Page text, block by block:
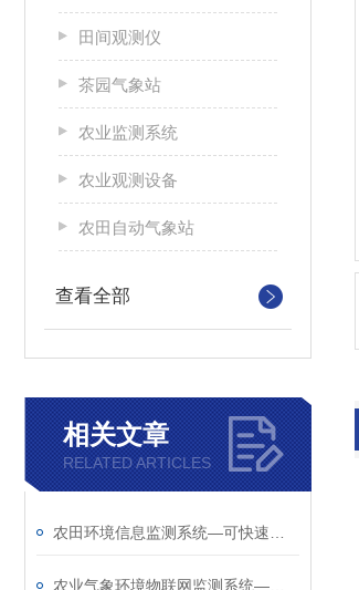
田间观测仪
茶园气象站
农业监测系统
农业观测设备
农田自动气象站
查看全部
相关文章
RELATED ARTICLES